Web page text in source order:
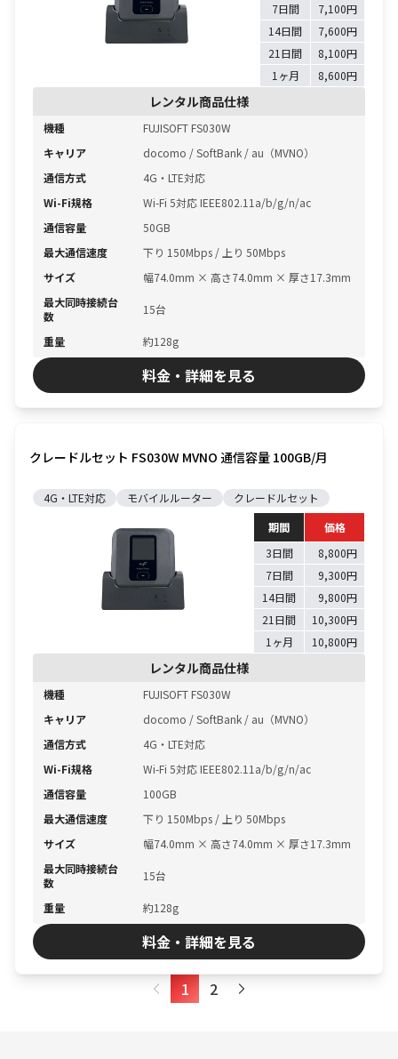
7日間
7,100円
14日間
7,600円
21日間
8,100円
1ヶ月
8,600円
レンタル商品仕様
機種
FUJISOFT FS030W
キャリア
docomo / SoftBank / au（MVNO）
通信方式
4G・LTE対応
Wi-Fi規格
Wi-Fi 5対応 IEEE802.11a/b/g/n/ac
通信容量
50GB
最大通信速度
下り 150Mbps / 上り 50Mbps
サイズ
幅74.0mm × 高さ74.0mm × 厚さ17.3mm
最大同時接続台
数
15台
重量 約128g
料金・詳細を見る
クレードルセット FS030W MVNO 通信容量 100GB/月
4G・LTE対応 モバイルルーター
クレードルセット
期間
価格
3日間
8,800円
7日間
9,300円
14日間
9,800円
21日間
10,300円
1ヶ月
10,800円
レンタル商品仕様
機種
FUJISOFT FS030W
キャリア
docomo / SoftBank / au（MVNO）
通信方式
4G・LTE対応
Wi-Fi規格
Wi-Fi 5対応 IEEE802.11a/b/g/n/ac
通信容量
100GB
最大通信速度
下り 150Mbps / 上り 50Mbps
サイズ
幅74.0mm × 高さ74.0mm × 厚さ17.3mm
最大同時接続台
数
15台
重量 約128g
料金・詳細を見る
1 2